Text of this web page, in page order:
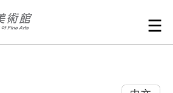
中文